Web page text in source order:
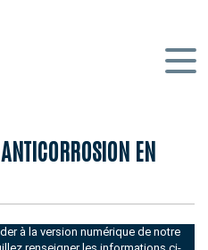
EN
à la version numérique de notre